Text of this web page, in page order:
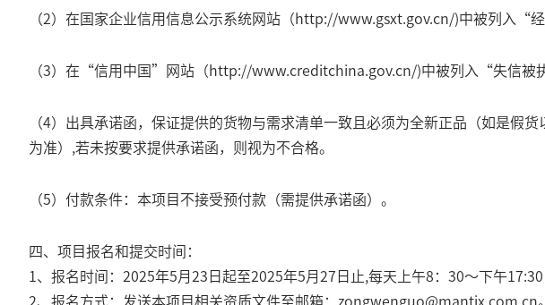
（2）在国家企业信用信息公示系统网站（http://www.gsxt.gov.cn/)中被列入“
（3）在“信用中国”网站（http://www.creditchina.gov.cn/)中被列入“失信被
（4）出具承诺函，保证提供的货物与需求清单一致且必须为全新正品（如是假
为准） ,若未按要求提供承诺函，则视为不合格。
（5）付款条件：本项目不接受预付款（需提供承诺函）。
四、项目报名和提交时间：
1、报名时间：2025年5月23日起至2025年5月27日止,每天上午8：30～下午
2、报名方式：发送本项目相关资质文件至邮箱：zongwenguo@mantix.com.cn。